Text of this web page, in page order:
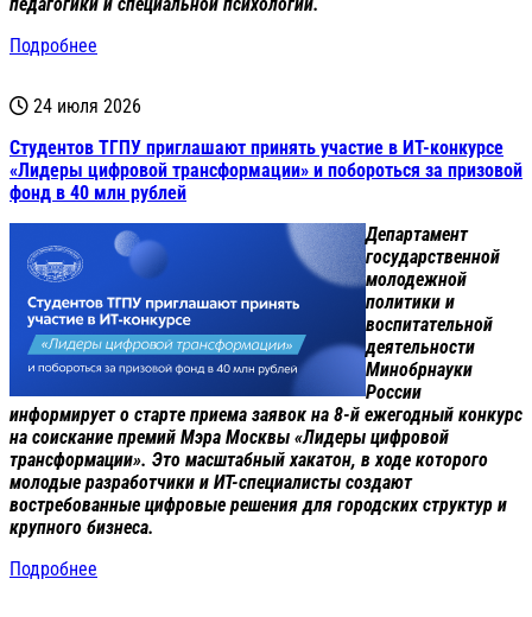
педагогики и специальной психологии.
Подробнее
24 июля 2026
Студентов ТГПУ приглашают принять участие в ИТ-конкурсе
«Лидеры цифровой трансформации» и побороться за призовой
фонд в 40 млн рублей
Департамент
государственной
молодежной
политики и
воспитательной
деятельности
Минобрнауки
России
информирует о старте приема заявок на 8-й ежегодный конкурс
на соискание премий Мэра Москвы «Лидеры цифровой
трансформации». Это масштабный хакатон, в ходе которого
молодые разработчики и ИТ-специалисты создают
востребованные цифровые решения для городских структур и
крупного бизнеса.
Подробнее